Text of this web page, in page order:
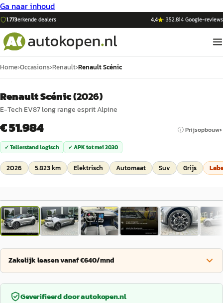
Ga naar inhoud
1.773erkende dealers 4,4 ·352.814Google-reviews
Home›Occasions›Renault›Renault Scénic
Renault Scénic(2026)
E-Tech EV87 long range esprit Alpine
€ 51.984 ⓘ Prijsopbouw
✓ Tellerstand logisch ✓ APK totmei 2030
2026 5.823 km Elektrisch Automaat Suv Grijs
1/49
Zakelijk leasen vanaf €640/mnd
Geverifieerd doorautokopen.nl